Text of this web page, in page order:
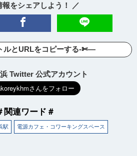
報をシェアしよう！ ／
ルとURLをコピーする-✄—
Twitter 公式アカウント
関連ワード＃
駅 電源カフェ・コワーキングスペース